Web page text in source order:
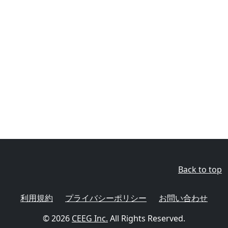
Back to top
利用規約 プライバシーポリシー
お問い合わせ
© 2026 CEEG Inc. All Rights Reserved.